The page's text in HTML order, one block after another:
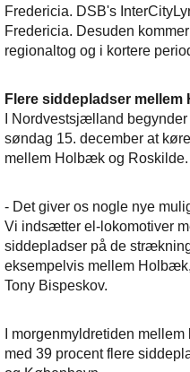
Fredericia. DSB's
Fredericia. Desuden
regionaltog og i kortere
Flere siddepladser
I Nordvestsjælland
søndag 15. december at
mellem Holbæk og Roskilde.
- Det giver os nogle nye
Vi indsætter el-lokomotiver
siddepladser på de
eksempelvis mellem
Tony Bispeskov.
I morgenmyldretiden
med 39 procent flere